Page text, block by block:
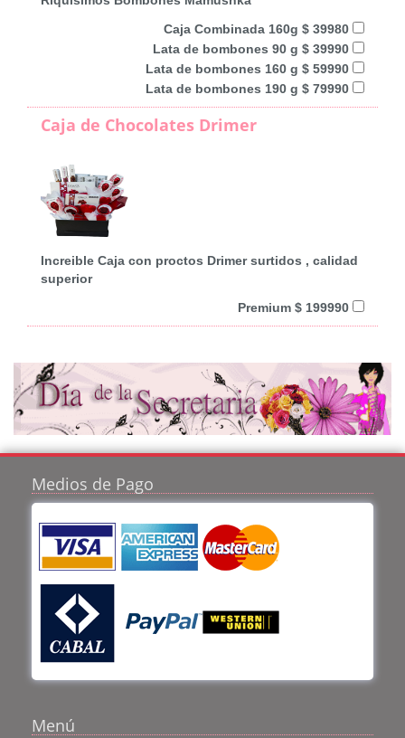
Caja Combinada 160g $ 39980
Lata de bombones 90 g $ 39990
Lata de bombones 160 g $ 59990
Lata de bombones 190 g $ 79990
Caja de Chocolates Drimer
Increible Caja con proctos Drimer surtidos , calidad
superior
Premium $ 199990
Medios de Pago
Menú